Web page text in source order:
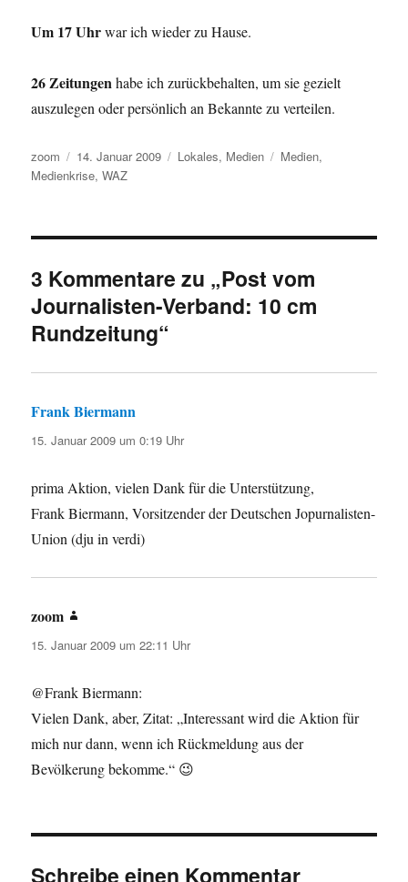
Um 17 Uhrwar ich wieder zu Hause.
26 Zeitungenhabe ich zurückbehalten, um sie gezielt
auszulegen oder persönlich an Bekannte zu verteilen.
Autor
zoom
Veröffentlicht
am
14. Januar 2009 Kategorien
Lokales, Medien Schlagwörter
Medien,
Medienkrise,WAZ
3 Kommentare zu „Post vom
Journalisten-Verband: 10 cm
Rundzeitung“
Frank Biermann
15. Januar 2009 um 0:19 Uhr
prima Aktion, vielen Dank für die Unterstützung,
Frank Biermann, Vorsitzender der Deutschen Jopurnalisten-
Union (dju in verdi)
zoom
15. Januar 2009 um 22:11 Uhr
@Frank Biermann:
Vielen Dank, aber, Zitat: „Interessant wird die Aktion für
mich nur dann, wenn ich Rückmeldung aus der
Bevölkerung bekomme.“ 😉
Schreibe einen Kommentar